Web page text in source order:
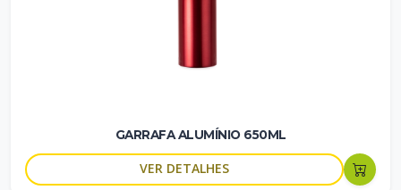
GARRAFA ALUMÍNIO 650ML
VER DETALHES